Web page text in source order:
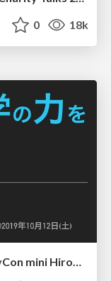
0 18k
SageMathで数学の力を上げます PyCon mini Hiroshima 2019 / Enlarge your ability of mathematics with SageMath